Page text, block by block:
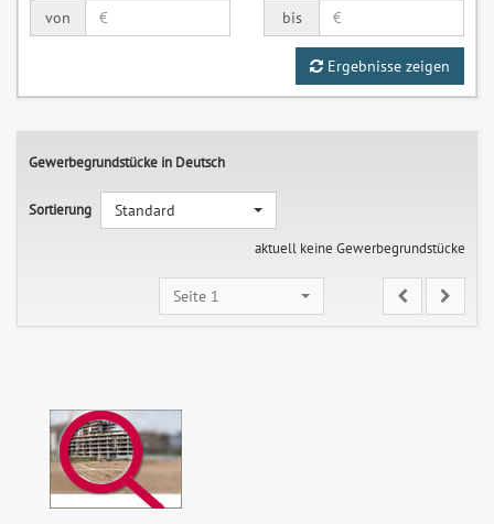
von
bis
Ergebnisse zeigen
Gewerbegrundstücke in Deutsch
Sortierung
Standard
aktuell keine Gewerbegrundstücke
Seite 1